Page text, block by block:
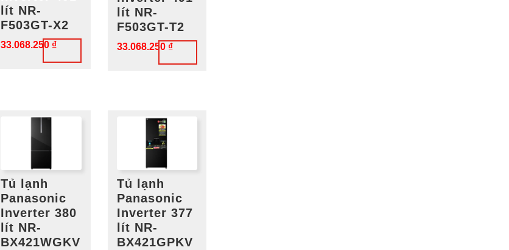
lít NR-
F503GT-X2
33.068.250 ₫
lít NR-
F503GT-T2
33.068.250 ₫
Tủ lạnh
Panasonic
Inverter 380
lít NR-
BX421WGKV
Tủ lạnh
Panasonic
Inverter 377
lít NR-
BX421GPKV